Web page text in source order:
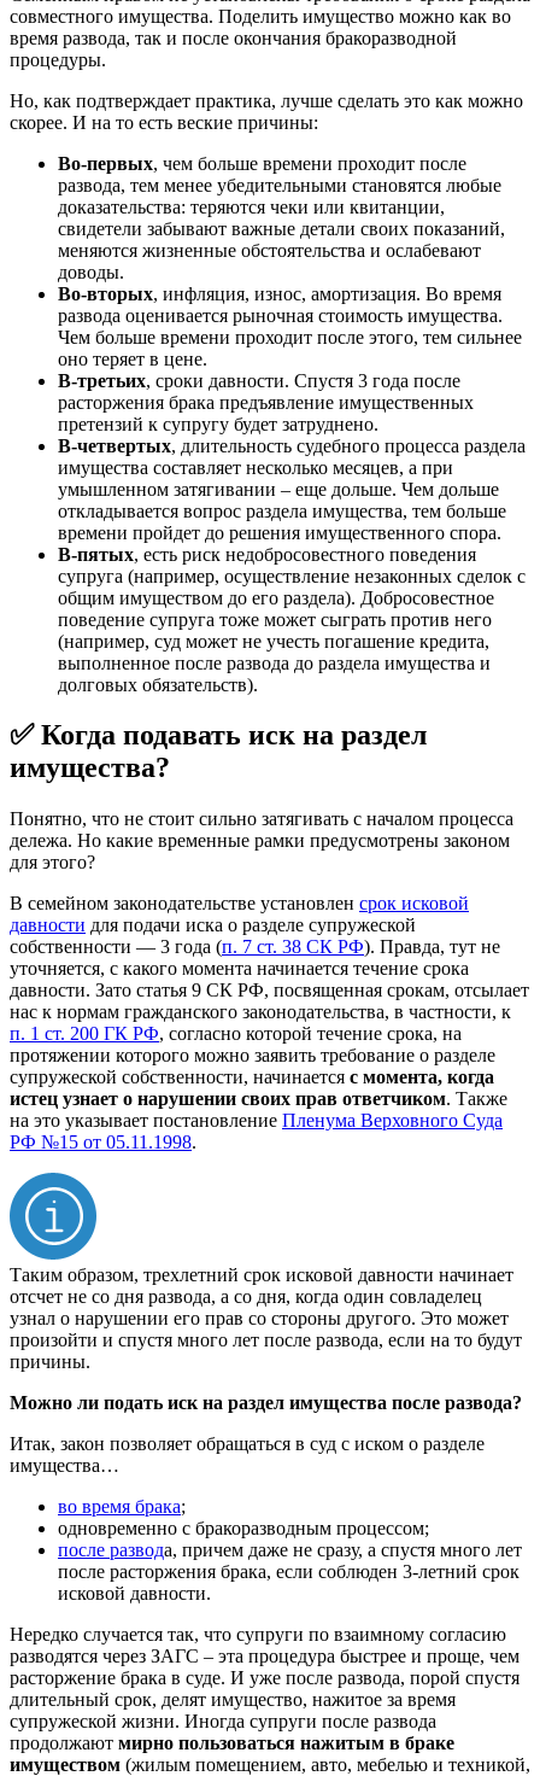
совместного имущества. Поделить имущество можно как во
время развода, так и после окончания бракоразводной
процедуры.
Но, как подтверждает практика, лучше сделать это как можно
скорее. И на то есть веские причины:
Во-первых, чем больше времени проходит после
развода, тем менее убедительными становятся любые
доказательства: теряются чеки или квитанции,
свидетели забывают важные детали своих показаний,
меняются жизненные обстоятельства и ослабевают
доводы.
Во-вторых, инфляция, износ, амортизация. Во время
развода оценивается рыночная стоимость имущества.
Чем больше времени проходит после этого, тем сильнее
оно теряет в цене.
В-третьих, сроки давности. Спустя 3 года после
расторжения брака предъявление имущественных
претензий к супругу будет затруднено.
В-четвертых, длительность судебного процесса раздела
имущества составляет несколько месяцев, а при
умышленном затягивании – еще дольше. Чем дольше
откладывается вопрос раздела имущества, тем больше
времени пройдет до решения имущественного спора.
В-пятых, есть риск недобросовестного поведения
супруга (например, осуществление незаконных сделок с
общим имуществом до его раздела). Добросовестное
поведение супруга тоже может сыграть против него
(например, суд может не учесть погашение кредита,
выполненное после развода до раздела имущества и
долговых обязательств).
✅ Когда подавать иск на раздел
имущества?
Понятно, что не стоит сильно затягивать с началом процесса
дележа. Но какие временные рамки предусмотрены законом
для этого?
В семейном законодательстве установлен срок исковой
давности для подачи иска о разделе супружеской
собственности — 3 года (п. 7 ст. 38 СК РФ). Правда, тут не
уточняется, с какого момента начинается течение срока
давности. Зато статья 9 СК РФ, посвященная срокам, отсылает
нас к нормам гражданского законодательства, в частности, к
п. 1 ст. 200 ГК РФ, согласно которой течение срока, на
протяжении которого можно заявить требование о разделе
супружеской собственности, начинается с момента, когда
истец узнает о нарушении своих прав ответчиком. Также
на это указывает постановление Пленума Верховного Суда
РФ №15 от 05.11.1998.
Таким образом, трехлетний срок исковой давности начинает
отсчет не со дня развода, а со дня, когда один совладелец
узнал о нарушении его прав со стороны другого. Это может
произойти и спустя много лет после развода, если на то будут
причины.
Можно ли подать иск на раздел имущества после развода?
Итак, закон позволяет обращаться в суд с иском о разделе
имущества…
во время брака;
одновременно с бракоразводным процессом;
после развода, причем даже не сразу, а спустя много лет
после расторжения брака, если соблюден 3-летний срок
исковой давности.
Нередко случается так, что супруги по взаимному согласию
разводятся через ЗАГС – эта процедура быстрее и проще, чем
расторжение брака в суде. И уже после развода, порой спустя
длительный срок, делят имущество, нажитое за время
супружеской жизни. Иногда супруги после развода
продолжают мирно пользоваться нажитым в браке
имуществом (жилым помещением, авто, мебелью и техникой,